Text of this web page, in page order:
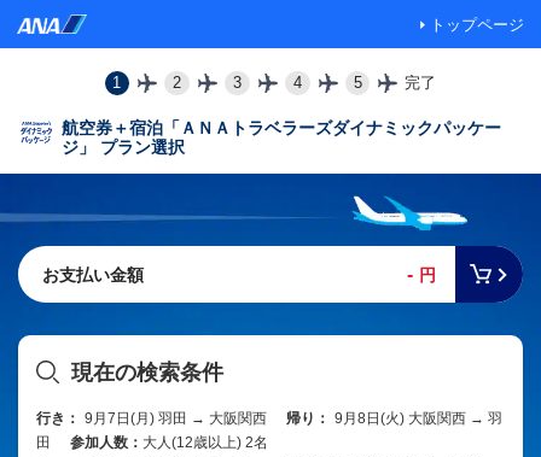
トップページ
1 2 3 4 5 完了
航空券＋宿泊「ＡＮＡトラベラーズダイナミックパッケー
ジ」 プラン選択
お支払い金額 - 円
現在の検索条件
行き： 9月7日(月) 羽田 → 大阪関西 帰り： 9月8日(火) 大阪関西 → 羽
田
参加人数： 大人(12歳以上) 2名